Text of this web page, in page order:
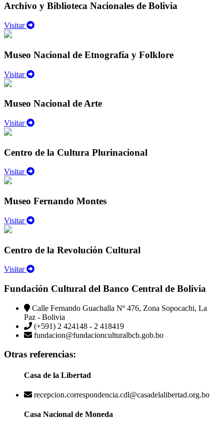
Archivo y Biblioteca Nacionales de Bolivia
Visitar
Museo Nacional de Etnografía y Folklore
Visitar
Museo Nacional de Arte
Visitar
Centro de la Cultura Plurinacional
Visitar
Museo Fernando Montes
Visitar
Centro de la Revolución Cultural
Visitar
Fundación Cultural del Banco Central de Bolivia
Calle Fernando Guachalla Nº 476, Zona Sopocachi, La
Paz - Bolivia
(+591) 2 424148 - 2 418419
fundacion@fundacionculturalbcb.gob.bo
Otras referencias:
Casa de la Libertad
recepcion.correspondencia.cdl@casadelalibertad.org.bo
Casa Nacional de Moneda